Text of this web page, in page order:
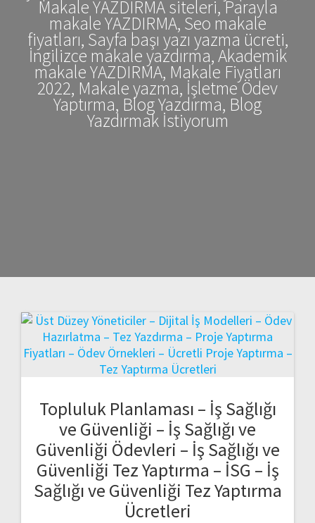
Makale YAZDIRMA siteleri, Parayla
makale YAZDIRMA, Seo makale
fiyatları, Sayfa başı yazı yazma ücreti,
İngilizce makale yazdırma, Akademik
makale YAZDIRMA, Makale Fiyatları
2022, Makale yazma, İşletme Ödev
Yaptırma, Blog Yazdırma, Blog
Yazdırmak İstiyorum
Topluluk Planlaması – İş Sağlığı
ve Güvenliği – İş Sağlığı ve
Güvenliği Ödevleri – İş Sağlığı ve
Güvenliği Tez Yaptırma – İSG – İş
Sağlığı ve Güvenliği Tez Yaptırma
Ücretleri